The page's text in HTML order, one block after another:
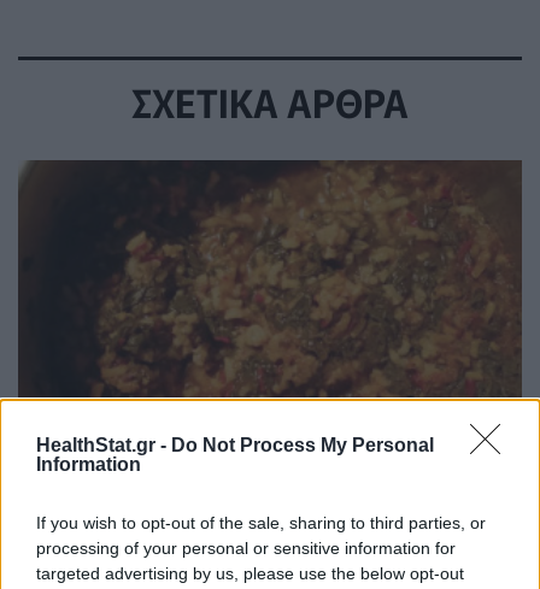
HealthStat.gr - Do Not Process My Personal
Information
If you wish to opt-out of the sale, sharing to third parties, or
processing of your personal or sensitive information for
targeted advertising by us, please use the below opt-out
ΣΧΕΤΙΚΑ ΑΡΘΡΑ
Η πιο απλή συνταγή για σπανακόρυζο με ντομάτα
ΕΥ ΖΗΝ 05/08/2026 - 06:28